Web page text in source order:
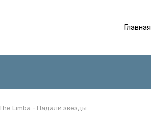
Главная
The Limba - Падали звёзды